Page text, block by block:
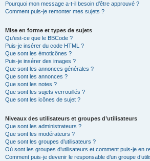
Pourquoi mon message a-t-il besoin d’être approuvé ?
Comment puis-je remonter mes sujets ?
Mise en forme et types de sujets
Qu’est-ce que le BBCode ?
Puis-je insérer du code HTML ?
Que sont les émoticônes ?
Puis-je insérer des images ?
Que sont les annonces générales ?
Que sont les annonces ?
Que sont les notes ?
Que sont les sujets verrouillés ?
Que sont les icônes de sujet ?
Niveaux des utilisateurs et groupes d’utilisateurs
Que sont les administrateurs ?
Que sont les modérateurs ?
Que sont les groupes d’utilisateurs ?
Où sont les groupes d’utilisateurs et comment puis-je en
Comment puis-je devenir le responsable d’un groupe